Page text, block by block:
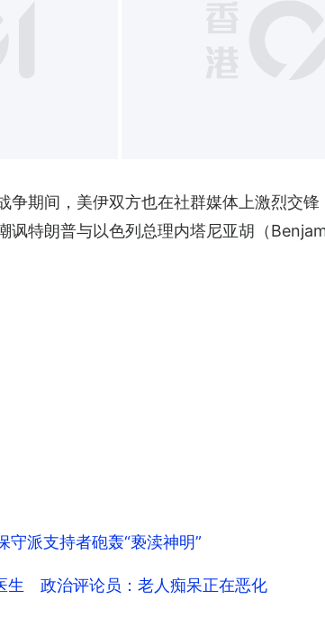
争期间，美伊双方也在社群媒体上激烈交
讽特朗普与以色列总理内塔尼亚胡（
派支持者砲轰“亵渎神明”
生 政治评论员：老人痴呆正在恶化